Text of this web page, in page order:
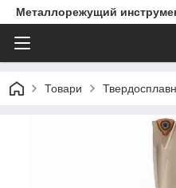
Металлорежущий
Товари